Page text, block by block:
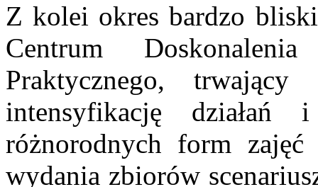
Z kolei okres bardzo
Centrum
Praktycznego,
intensyfikację działań i
różnorodnych form
wydania zbiorów